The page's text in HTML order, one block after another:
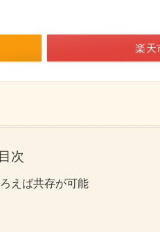
楽天
目次
えば共存が可能